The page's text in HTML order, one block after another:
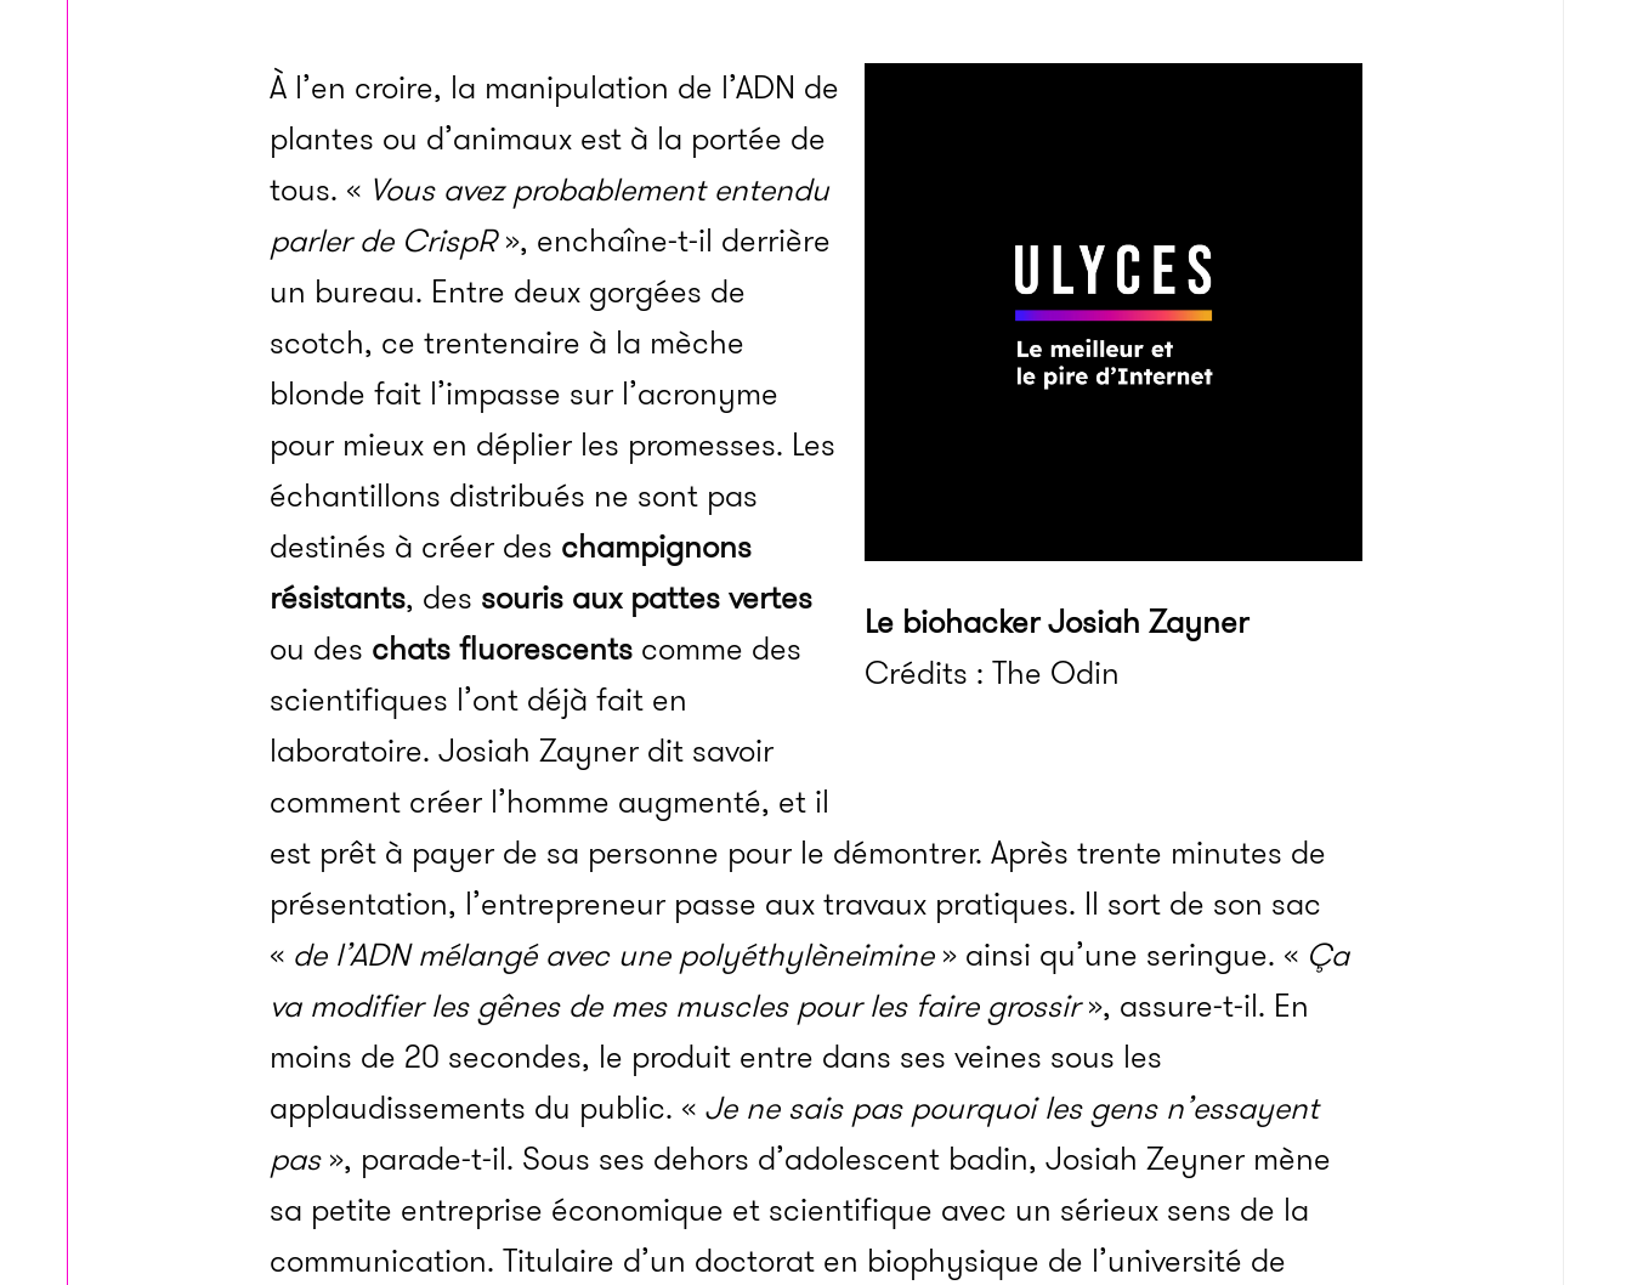
Le biohacker Josiah Zayner
Crédits : The Odin
À l’en croire, la manipulation de l’ADN de
plantes ou d’animaux est à la portée de
tous. « Vous avez probablement entendu
parler de CrispR», enchaîne-t-il derrière
un bureau. Entre deux gorgées de
scotch, ce trentenaire à la mèche
blonde fait l’impasse sur l’acronyme
pour mieux en déplier les promesses. Les
échantillons distribués ne sont pas
destinés à créer des champignons
résistants, des souris aux pattes vertes
ou des chats fluorescentscomme des
scientifiques l’ont déjà fait en
laboratoire. Josiah Zayner dit savoir
comment créer l’homme augmenté, et il
est prêt à payer de sa personne pour le démontrer. Après trente minutes de
présentation, l’entrepreneur passe aux travaux pratiques. Il sort de son sac
« de l’ADN mélangé avec une polyéthylèneimine» ainsi qu’une seringue. « Ça
va modifier les gênes de mes muscles pour les faire grossir», assure-t-il. En
moins de 20 secondes, le produit entre dans ses veines sous les
applaudissements du public. « Je ne sais pas pourquoi les gens n’essayent
pas», parade-t-il. Sous ses dehors d’adolescent badin, Josiah Zeyner mène
sa petite entreprise économique et scientifique avec un sérieux sens de la
communication. Titulaire d’un doctorat en biophysique de l’université de